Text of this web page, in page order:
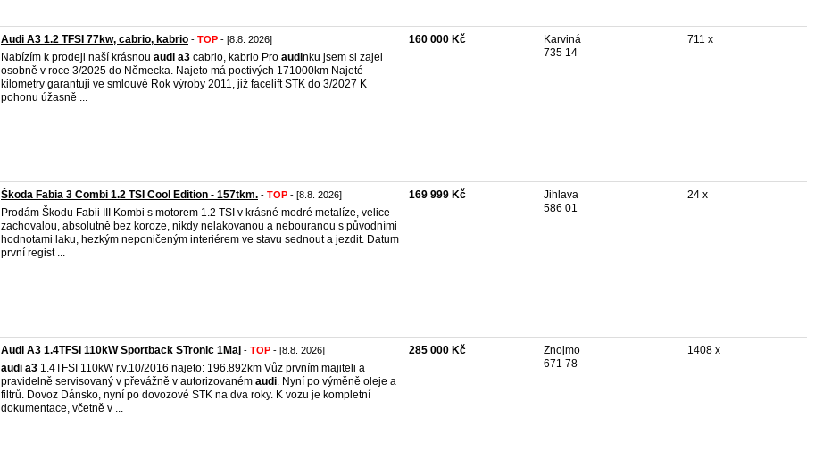
Audi A3 1.2 TFSI 77kw, cabrio, kabrio - TOP - [8.8. 2026]
Nabízím k prodeji naší krásnou audi a3 cabrio, kabrio Pro audinku jsem si zajel
osobně v roce 3/2025 do Německa. Najeto má poctivých 171000km Najeté
kilometry garantuji ve smlouvě Rok výroby 2011, již facelift STK do 3/2027 K
pohonu úžasně ...
160 000 Kč
Karviná
735 14
711 x
Škoda Fabia 3 Combi 1.2 TSI Cool Edition - 157tkm. - TOP - [8.8. 2026]
Prodám Škodu Fabii III Kombi s motorem 1.2 TSI v krásné modré metalíze, velice
zachovalou, absolutně bez koroze, nikdy nelakovanou a nebouranou s původními
hodnotami laku, hezkým neponičeným interiérem ve stavu sednout a jezdit. Datum
první regist ...
169 999 Kč
Jihlava
586 01
24 x
Audi A3 1.4TFSI 110kW Sportback STronic 1Maj - TOP - [8.8. 2026]
audi a3 1.4TFSI 110kW r.v.10/2016 najeto: 196.892km Vůz prvním majiteli a
pravidelně servisovaný v převážně v autorizovaném audi. Nyní po výměně oleje a
filtrů. Dovoz Dánsko, nyní po dovozové STK na dva roky. K vozu je kompletní
dokumentace, včetně v ...
285 000 Kč
Znojmo
671 78
1408 x